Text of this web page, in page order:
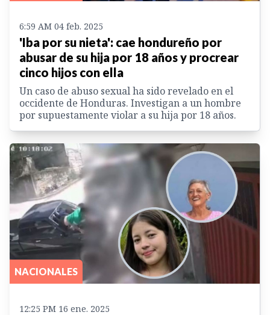
6:59 AM 04 feb. 2025
'Iba por su nieta': cae hondureño por
abusar de su hija por 18 años y procrear
cinco hijos con ella
Un caso de abuso sexual ha sido revelado en el
occidente de Honduras. Investigan a un hombre
por supuestamente violar a su hija por 18 años.
NACIONALES
12:25 PM 16 ene. 2025